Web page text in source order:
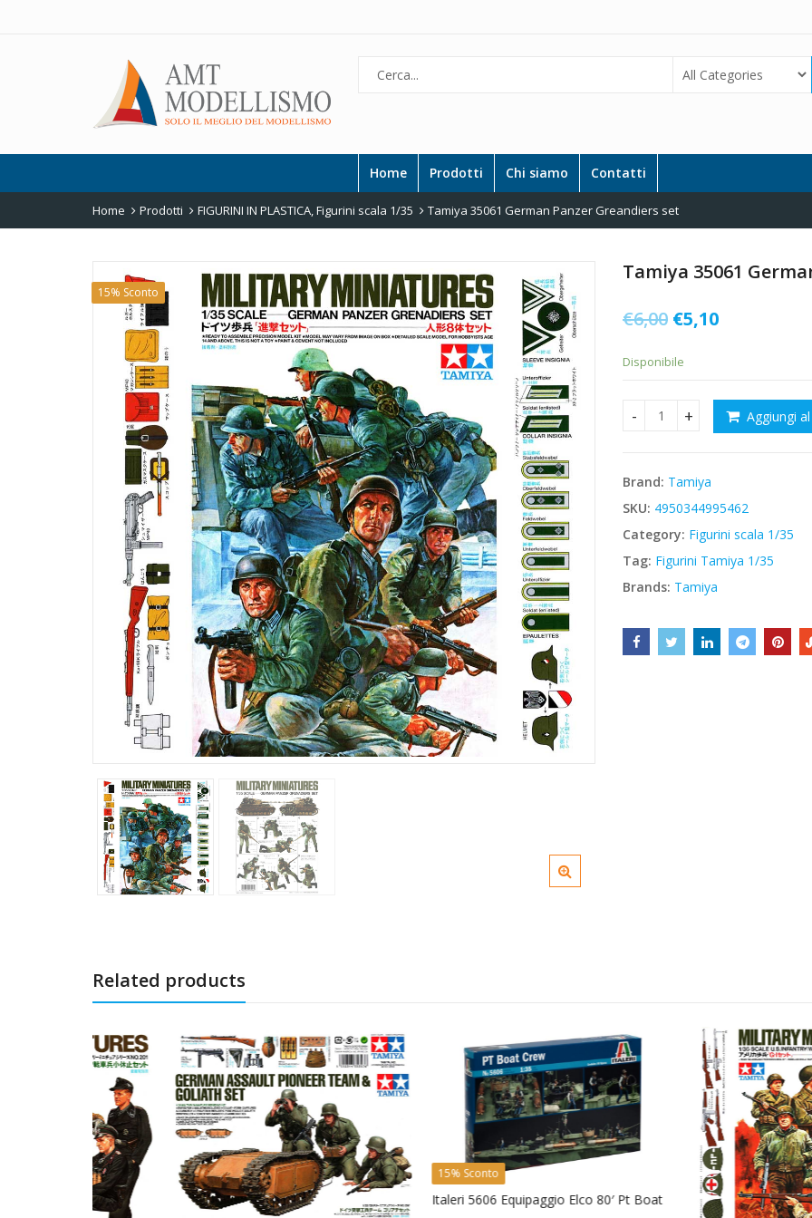
Home Prodotti Chi siamo Contatti
Home Prodotti FIGURINI IN PLASTICA,Figurini scala 1/35 Tamiya 35061 German Panzer Greandiers set
15% Sconto
Tamiya 35061
€6,00 Il
€6,00.
€5,10Il
è:
€5,10.
Disponibile
Tamiya 35061 GermanAggiungi
Brand: Tamiya
SKU: 4950344995462
Category: Figurini scala 1/35
Tag: Figurini Tamiya 1/35
Brands: Tamiya
Related products
15% Sconto
Italeri 5606 Equipaggio Elco 80′ Pt Boat